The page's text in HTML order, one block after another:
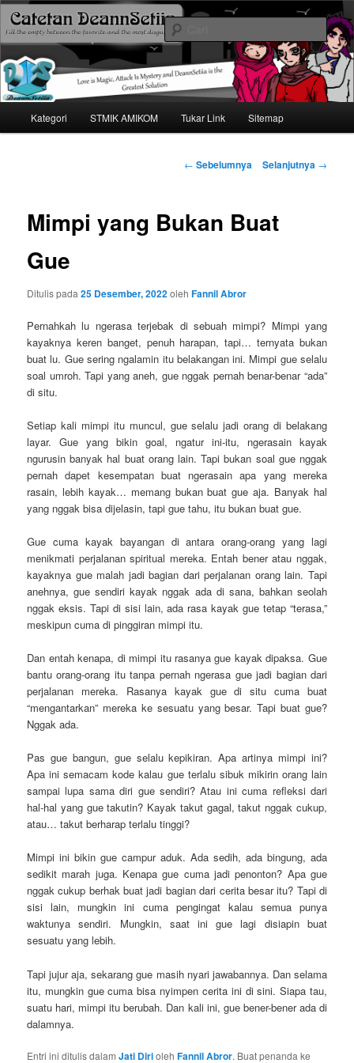
Catetan DS
Mari bermimpi dan ciptakan kehendak
Cari
Langsung
utama
Kategori STMIK AMIKOM Tukar Link Sitemap
Navigasi
← Sebelumnya Selanjutnya →
Mimpi yang Bukan Buat
Gue
Ditulis pada25 Desember, 2022olehFannil Abror
Pernahkah lu ngerasa terjebak di sebuah mimpi? Mimpi yang
kayaknya keren banget, penuh harapan, tapi… ternyata bukan
buat lu. Gue sering ngalamin itu belakangan ini. Mimpi gue selalu
soal umroh. Tapi yang aneh, gue nggak pernah benar-benar “ada”
di situ.
Setiap kali mimpi itu muncul, gue selalu jadi orang di belakang
layar. Gue yang bikin goal, ngatur ini-itu, ngerasain kayak
ngurusin banyak hal buat orang lain. Tapi bukan soal gue nggak
pernah dapet kesempatan buat ngerasain apa yang mereka
rasain, lebih kayak… memang bukan buat gue aja. Banyak hal
yang nggak bisa dijelasin, tapi gue tahu, itu bukan buat gue.
Gue cuma kayak bayangan di antara orang-orang yang lagi
menikmati perjalanan spiritual mereka. Entah bener atau nggak,
kayaknya gue malah jadi bagian dari perjalanan orang lain. Tapi
anehnya, gue sendiri kayak nggak ada di sana, bahkan seolah
nggak eksis. Tapi di sisi lain, ada rasa kayak gue tetap “terasa,”
meskipun cuma di pinggiran mimpi itu.
Dan entah kenapa, di mimpi itu rasanya gue kayak dipaksa. Gue
bantu orang-orang itu tanpa pernah ngerasa gue jadi bagian dari
perjalanan mereka. Rasanya kayak gue di situ cuma buat
“mengantarkan” mereka ke sesuatu yang besar. Tapi buat gue?
Nggak ada.
Pas gue bangun, gue selalu kepikiran. Apa artinya mimpi ini?
Apa ini semacam kode kalau gue terlalu sibuk mikirin orang lain
sampai lupa sama diri gue sendiri? Atau ini cuma refleksi dari
hal-hal yang gue takutin? Kayak takut gagal, takut nggak cukup,
atau… takut berharap terlalu tinggi?
Mimpi ini bikin gue campur aduk. Ada sedih, ada bingung, ada
sedikit marah juga. Kenapa gue cuma jadi penonton? Apa gue
nggak cukup berhak buat jadi bagian dari cerita besar itu? Tapi di
sisi lain, mungkin ini cuma pengingat kalau semua punya
waktunya sendiri. Mungkin, saat ini gue lagi disiapin buat
sesuatu yang lebih.
Tapi jujur aja, sekarang gue masih nyari jawabannya. Dan selama
itu, mungkin gue cuma bisa nyimpen cerita ini di sini. Siapa tau,
suatu hari, mimpi itu berubah. Dan kali ini, gue bener-bener ada di
dalamnya.
Entri ini ditulis dalamJati DiriolehFannil Abror. Buat penanda ke